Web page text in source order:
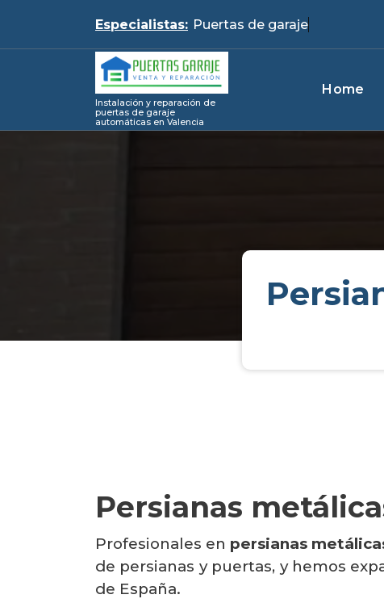
content
Especialistas: Pue
Instalación y reparación de
puertas de garaje
automáticas en Valencia
Home
Persianas
Profesionales en persianas
de persianas y puertas, y hemos
de España.